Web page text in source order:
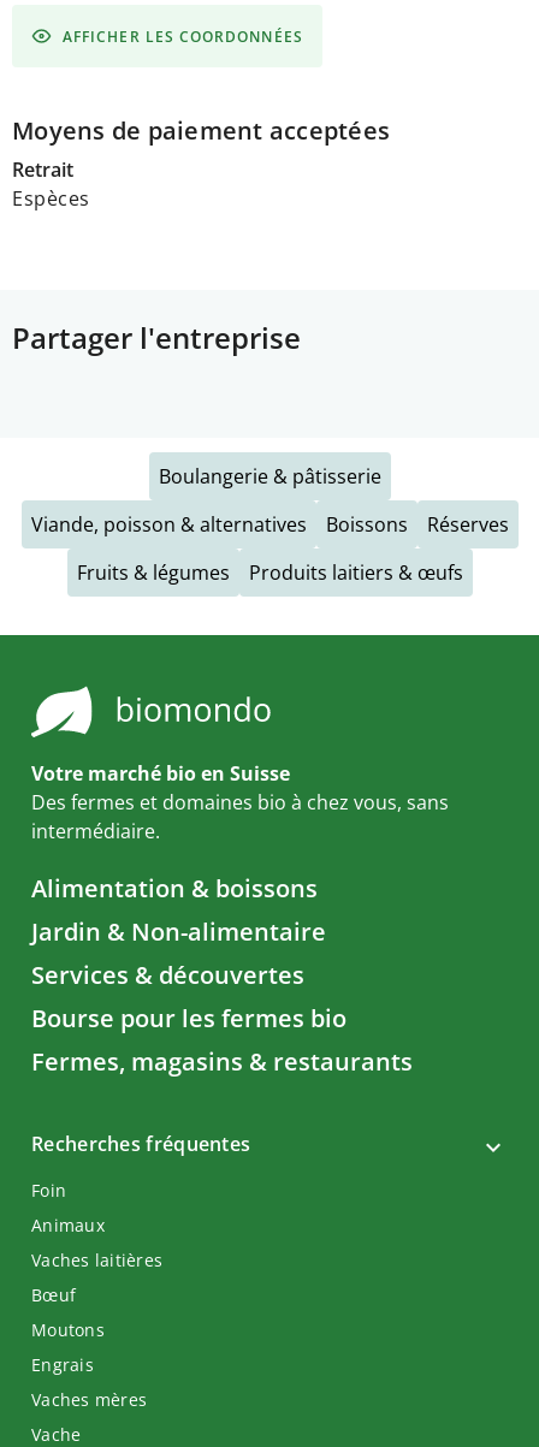
AFFICHER LES COORDONNÉES
Moyens de paiement acceptées
Retrait
Espèces
Partager l'entreprise
Boulangerie & pâtisserie
Viande, poisson & alternatives
Boissons
Réserves
Fruits & légumes
Produits laitiers & œufs
Votre marché bio en Suisse
Des fermes et domaines bio à chez vous, sans
intermédiaire.
Alimentation & boissons
Jardin & Non-alimentaire
Services & découvertes
Bourse pour les fermes bio
Fermes, magasins & restaurants
Recherches fréquentes
Foin
Animaux
Vaches laitières
Bœuf
Moutons
Engrais
Vaches mères
Vache